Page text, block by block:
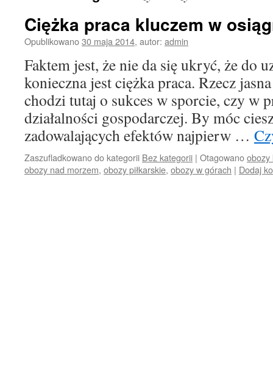
Ciężka praca kluczem w
Opublikowano30 maja 2014, autor: admin
Faktem jest, że nie da się ukryć, że do
konieczna jest ciężka praca. Rzecz
chodzi tutaj o sukces w sporcie, czy w
działalności gospodarczej. By móc
zadowalających efektów najpierw …
Zaszufladkowano do kategorii Bez kategorii | Otagowanoobozy
obozy nad morzem, obozy piłkarskie, obozy w górach | Dodaj